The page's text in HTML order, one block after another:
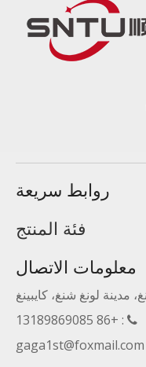
روابط سريعة
فئة المنتج
معلومات الاتصال

: +86 13189869085
gaga1st@foxmail.com